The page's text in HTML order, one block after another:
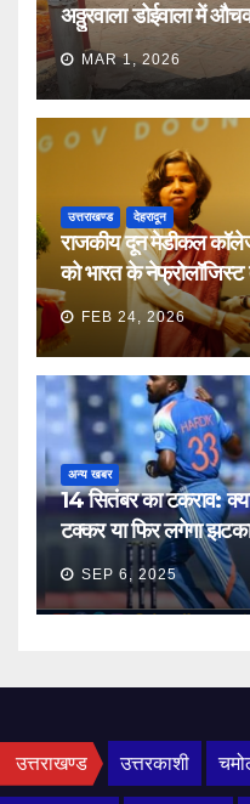
अठ्ठुरवाला डोईवाला में
MAR 1, 2026
उत्तराखण्ड देहरादून
राजकीय दून मेडीकल
को भारत के नेफ्रोलॉजिस्ट
FEB 24, 2026
अन्य खबर
14 सितंबर का टकराव:
टक्कर या फिर लगेगा
SEP 6, 2025
उत्तराखण्ड उत्तरकाशी